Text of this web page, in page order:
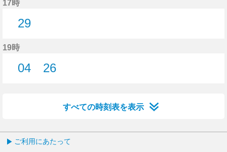
17時
29
19時
04
26
すべての時刻表を表示
ご利用にあたって